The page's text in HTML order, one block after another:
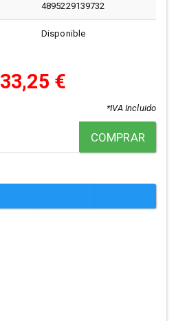
4895229139732
Disponible
33,25 €
*IVA Incluido
COMPRAR